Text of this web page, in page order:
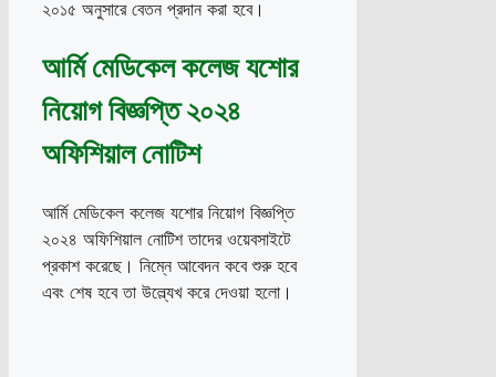
২০১৫ অনুসারে বেতন প্রদান করা হবে।
আর্মি মেডিকেল কলেজ যশোর
নিয়োগ বিজ্ঞপ্তি ২০২৪
অফিশিয়াল নোটিশ
আর্মি মেডিকেল কলেজ যশোর নিয়োগ বিজ্ঞপ্তি
২০২৪ অফিশিয়াল নোটিশ তাদের ওয়েবসাইটে
প্রকাশ করেছে। নিম্নে আবেদন কবে শুরু হবে
এবং শেষ হবে তা উল্ল্যেখ করে দেওয়া হলো।